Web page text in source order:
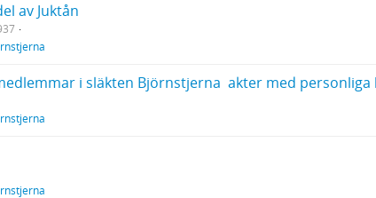
av Juktån
i släkten Björnstjerna  akter med